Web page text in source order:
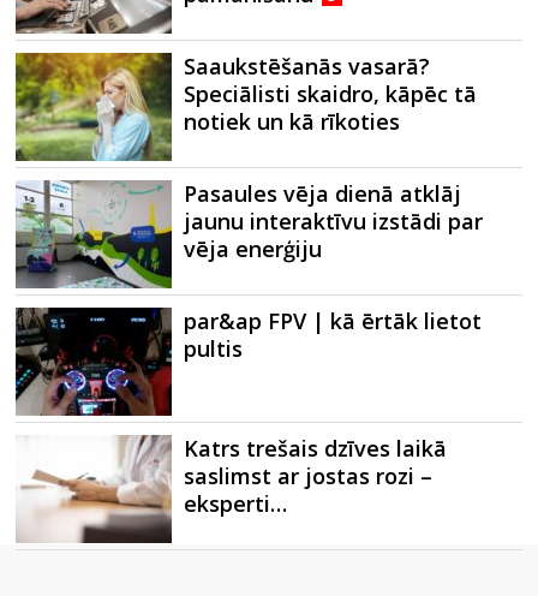
Saaukstēšanās vasarā?
Speciālisti skaidro, kāpēc tā
notiek un kā rīkoties
Pasaules vēja dienā atklāj
jaunu interaktīvu izstādi par
vēja enerģiju
par&ap FPV | kā ērtāk lietot
pultis
Katrs trešais dzīves laikā
saslimst ar jostas rozi –
eksperti…